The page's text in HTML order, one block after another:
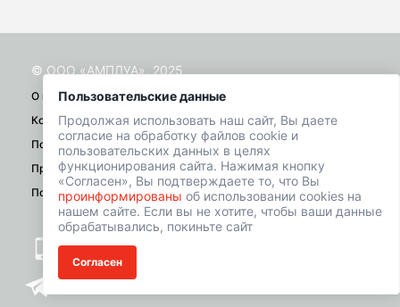
Пользовательские данные
Продолжая использовать наш сайт, Вы даете
согласие на обработку файлов cookie и
пользовательских данных в целях
функционирования сайта. Нажимая кнопку
«Согласен», Вы подтверждаете то, что Вы
проинформированы об использовании cookies на
нашем сайте. Если вы не хотите, чтобы ваши данные
обрабатывались, покиньте сайт
Согласен
© ООО «АМПЛУА», 2025
О проекте
Контакты
Помощь
Правила
Политика конфиденциальности
+7 (901) 518-01-49